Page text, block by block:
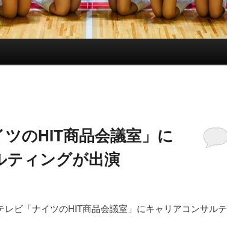
のHIT商品会議室」に
ティングが出演
レビ「ナイツのHIT商品会議室」にキャリアコンサルテ